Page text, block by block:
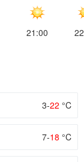
21:00
3-22 °C
7-18 °C